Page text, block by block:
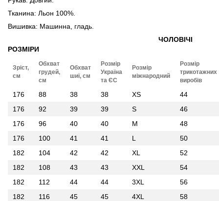
Тканина: Льон 100%.
Вишивка: Машинна, гладь.
ЧОЛОВІЧІ
РОЗМІРИ
Зріст,
см
Обхват
грудей,
см
Обхват
шиї, см
Розмір
Україна
та ЄС
Розмір
міжнародний
Розмір
трикотажних
виробів
176 88 38 38 XS
44
176
92 39 39 S
46
176
96 40 40 M
48
176
100 41 41 L
50
182
104 42 42 XL
52
182
108 43 43 XXL
54
182
112 44 44 3XL
56
182
116 45 45 4XL
58